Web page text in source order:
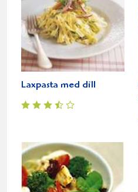
Laxpasta med dill